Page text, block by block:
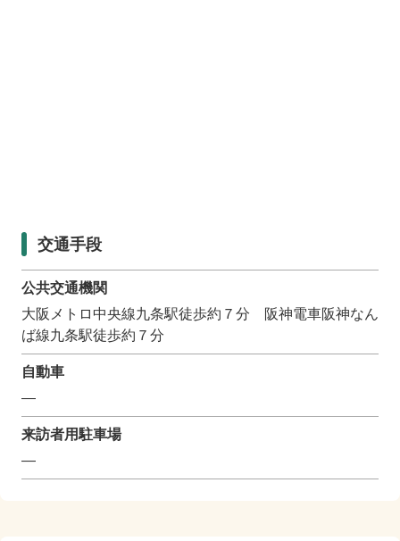
交通手段
公共交通機関
大阪メトロ中央線九条駅徒歩約７分 阪神電車阪神なん
ば線九条駅徒歩約７分
自動車
―
来訪者用駐車場
―